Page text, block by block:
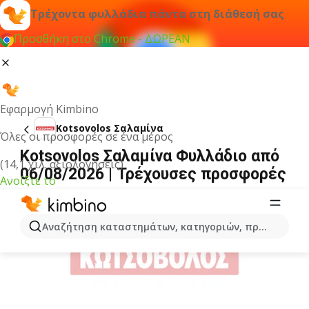
Τρέχοντα φυλλάδια πάντα στη διάθεσή σας
Προσθήκη στο Chrome - ΔΩΡΕΑΝ
Εφαρμογή Kimbino
Όλες οι προσφορές σε ένα μέρος
(14,1 χιλ. αξιολογήσεις)
Ανοίξτε το
Αναζήτηση καταστημάτων, κατηγοριών, προϊόντων...
Kotsovolos Σαλαμίνα
Kotsovolos Σαλαμίνα Φυλλάδιο από
06/08/2026 | Τρέχουσες προσφορές